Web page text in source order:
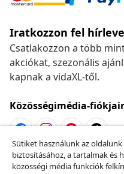
Iratkozzon fel
Csatlakozzon a több
akciókat, szezonális
kapnak a vidaXL-től.
Közösségimédia-
Szerződéstől való
Sütiket használunk az
biztosításához, a tartalmak és
közösségi média funkciók